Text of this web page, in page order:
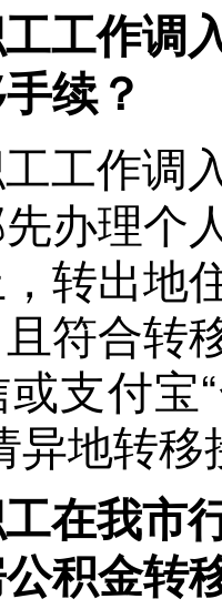
工作调
续？
工作调
办理个
转出地
符合转
支付宝
异地转
在我市
积金转